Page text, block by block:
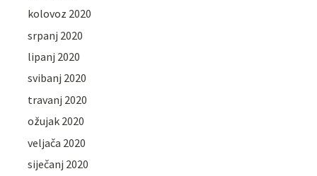
kolovoz 2020
srpanj 2020
lipanj 2020
svibanj 2020
travanj 2020
ožujak 2020
veljača 2020
siječanj 2020